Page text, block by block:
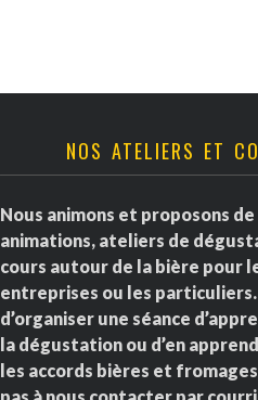
NOS ATELIERS ET
Nous animons et proposons
animations, ateliers de
cours autour de la bière pour
entreprises ou les particuliers.
d’organiser une séance
la dégustation ou d’en
les accords bières et fromages
pas à nous contacter par